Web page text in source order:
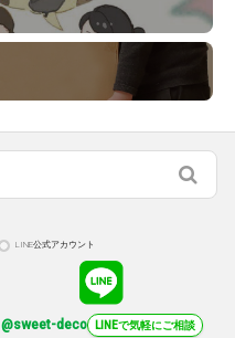
LINE公式アカウント
@sweet-deco LINEで気軽にご相談